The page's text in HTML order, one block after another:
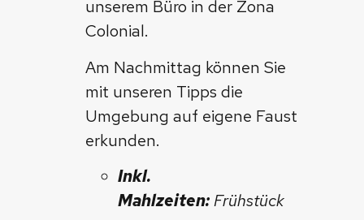
unserem Büro in der Zona
Colonial.
Am Nachmittag können Sie
mit unseren Tipps die
Umgebung auf eigene Faust
erkunden.
Inkl.
Mahlzeiten:Frühstück